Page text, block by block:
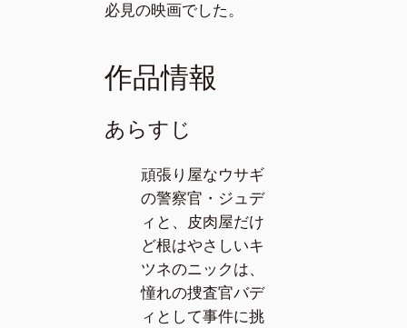
必見の映画でした。
作品情報
あらすじ
頑張り屋なウサギ
の警察官・ジュデ
ィと、皮肉屋だけ
ど根はやさしいキ
ツネのニックは、
憧れの捜査官バデ
ィとして事件に挑